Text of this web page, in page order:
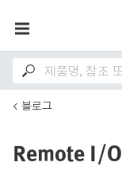
블로그
Remote I/O